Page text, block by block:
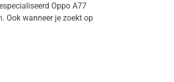
Oppo A77
Ook wanneer je zoekt op